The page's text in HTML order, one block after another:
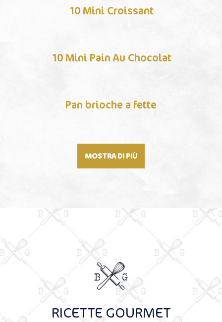
10 Mini Croissant
10 Mini Pain Au Chocolat
Pan brioche a fette
MOSTRA DI PIÙ
RICETTE GOURMET